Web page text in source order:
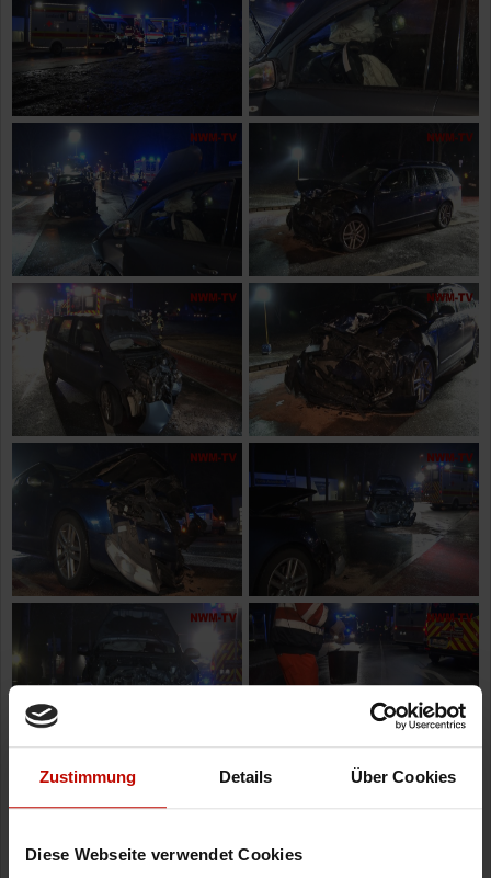
Zustimmung Details Über Cookies
Diese Webseite verwendet Cookies